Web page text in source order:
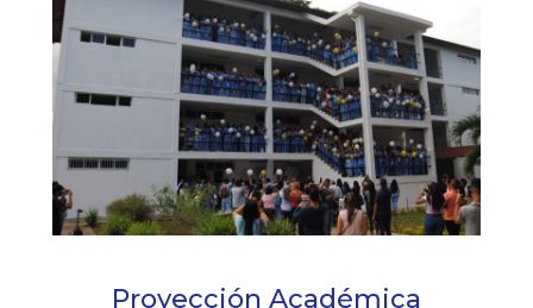
Proyección Académica